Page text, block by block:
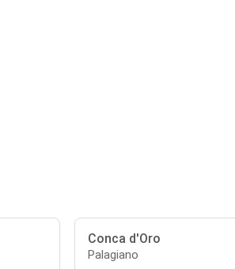
Conca d'Oro
Palagiano